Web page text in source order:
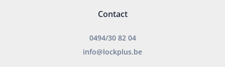
Contact
0494/30 82 04
info@lockplus.be